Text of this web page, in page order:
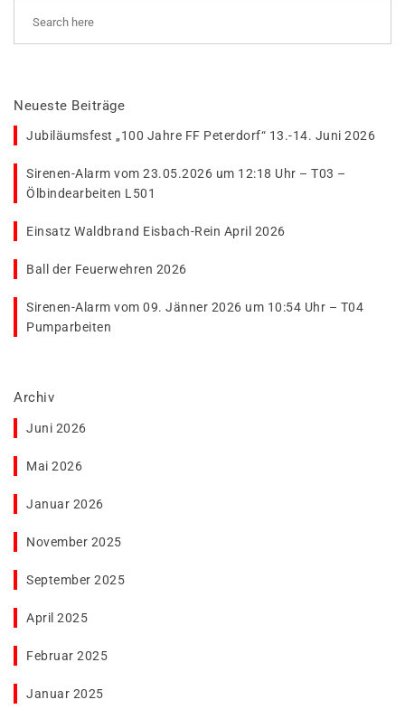
Neueste Beiträge
Jubiläumsfest „100 Jahre FF Peterdorf“ 13.-14. Juni 2026
Sirenen-Alarm vom 23.05.2026 um 12:18 Uhr – T03 –
Ölbindearbeiten L501
Einsatz Waldbrand Eisbach-Rein April 2026
Ball der Feuerwehren 2026
Sirenen-Alarm vom 09. Jänner 2026 um 10:54 Uhr – T04
Pumparbeiten
Archiv
Juni 2026
Mai 2026
Januar 2026
November 2025
September 2025
April 2025
Februar 2025
Januar 2025